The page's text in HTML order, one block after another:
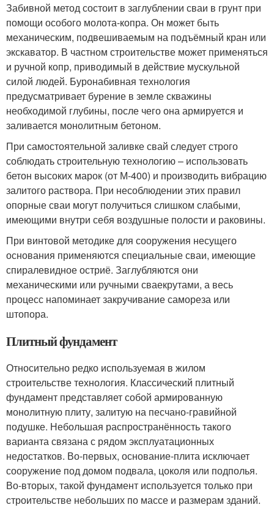
Забивной метод состоит в заглублении сваи в грунт при
помощи особого молота-копра. Он может быть
механическим, подвешиваемым на подъёмный кран или
экскаватор. В частном строительстве может применяться
и ручной копр, приводимый в действие мускульной
силой людей. Буронабивная технология
предусматривает бурение в земле скважины
необходимой глубины, после чего она армируется и
заливается монолитным бетоном.
При самостоятельной заливке свай следует строго
соблюдать строительную технологию – использовать
бетон высоких марок (от М-400) и производить вибрацию
залитого раствора. При несоблюдении этих правил
опорные сваи могут получиться слишком слабыми,
имеющими внутри себя воздушные полости и раковины.
При винтовой методике для сооружения несущего
основания применяются специальные сваи, имеющие
спиралевидное остриё. Заглубляются они
механическими или ручными сваекрутами, а весь
процесс напоминает закручивание самореза или
штопора.
Плитный фундамент
Относительно редко используемая в жилом
строительстве технология. Классический плитный
фундамент представляет собой армированную
монолитную плиту, залитую на песчано-гравийной
подушке. Небольшая распространённость такого
варианта связана с рядом эксплуатационных
недостатков. Во-первых, основание-плита исключает
сооружение под домом подвала, цоколя или подполья.
Во-вторых, такой фундамент используется только при
строительстве небольших по массе и размерам зданий.